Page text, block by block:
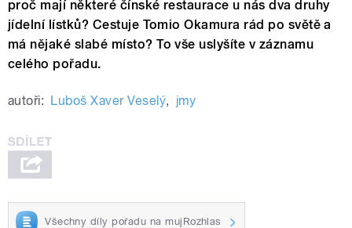
proč mají některé čínské restaurace u nás dva druhy
jídelní lístků? Cestuje Tomio Okamura rád po světě a
má nějaké slabé místo? To vše uslyšíte v záznamu
celého pořadu.
autoři: Luboš Xaver Veselý, jmy
Všechny díly pořadu na mujRozhlas